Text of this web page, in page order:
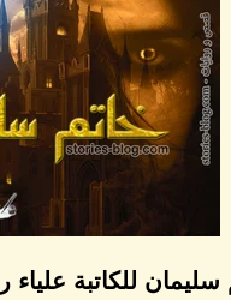
سليمان للكاتبة